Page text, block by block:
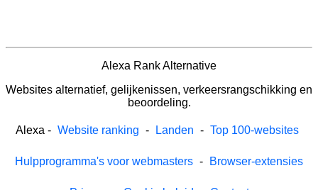
Alexa Rank Alternative
Websites alternatief, gelijkenissen, verkeersrangschikking en
beoordeling.
Alexa - Website ranking - Landen - Top 100-websites
Hulpprogramma's voor webmasters - Browser-extensies